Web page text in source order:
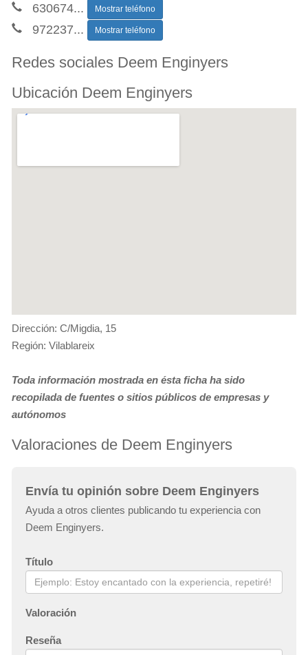
630674... Mostrar teléfono
972237... Mostrar teléfono
Redes sociales Deem Enginyers
Ubicación Deem Enginyers
Dirección: C/Migdia, 15
Región: Vilablareix
Toda información mostrada en ésta ficha ha sido
recopilada de fuentes o sitios públicos de empresas y
autónomos
Valoraciones de Deem Enginyers
Envía tu opinión sobre Deem Enginyers
Ayuda a otros clientes publicando tu experiencia con
Deem Enginyers.
Título
Valoración
Reseña